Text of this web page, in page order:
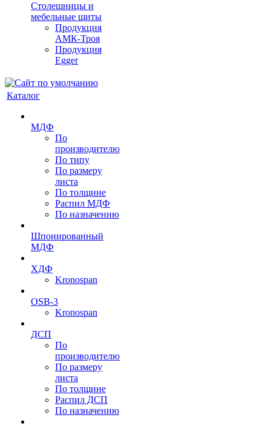
Столешницы и
мебельные щиты
Продукция
АМК-Троя
Продукция
Egger
Каталог
МДФ
По
производителю
По типу
По размеру
листа
По толщине
Распил МДФ
По назначению
Шпонированный
МДФ
ХДФ
Kronospan
OSB-3
Kronospan
ДСП
По
производителю
По размеру
листа
По толщине
Распил ДСП
По назначению